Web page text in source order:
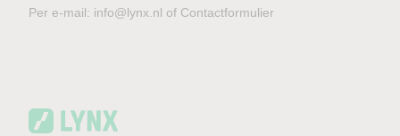
Per e-mail: info@lynx.nl of Contactformulier